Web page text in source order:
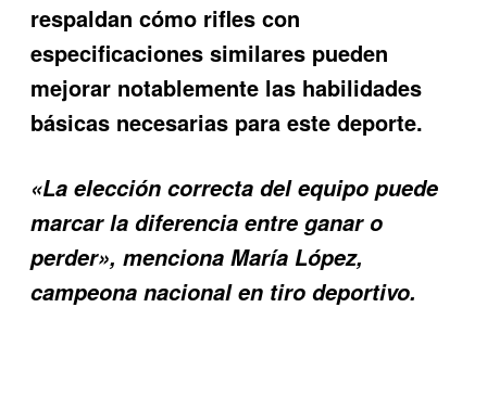
respaldan cómo rifles con
especificaciones similares pueden
mejorar notablemente las habilidades
básicas necesarias para este deporte.
«La elección correcta del equipo puede
marcar la diferencia entre ganar o
perder», menciona María López,
campeona nacional en tiro deportivo.